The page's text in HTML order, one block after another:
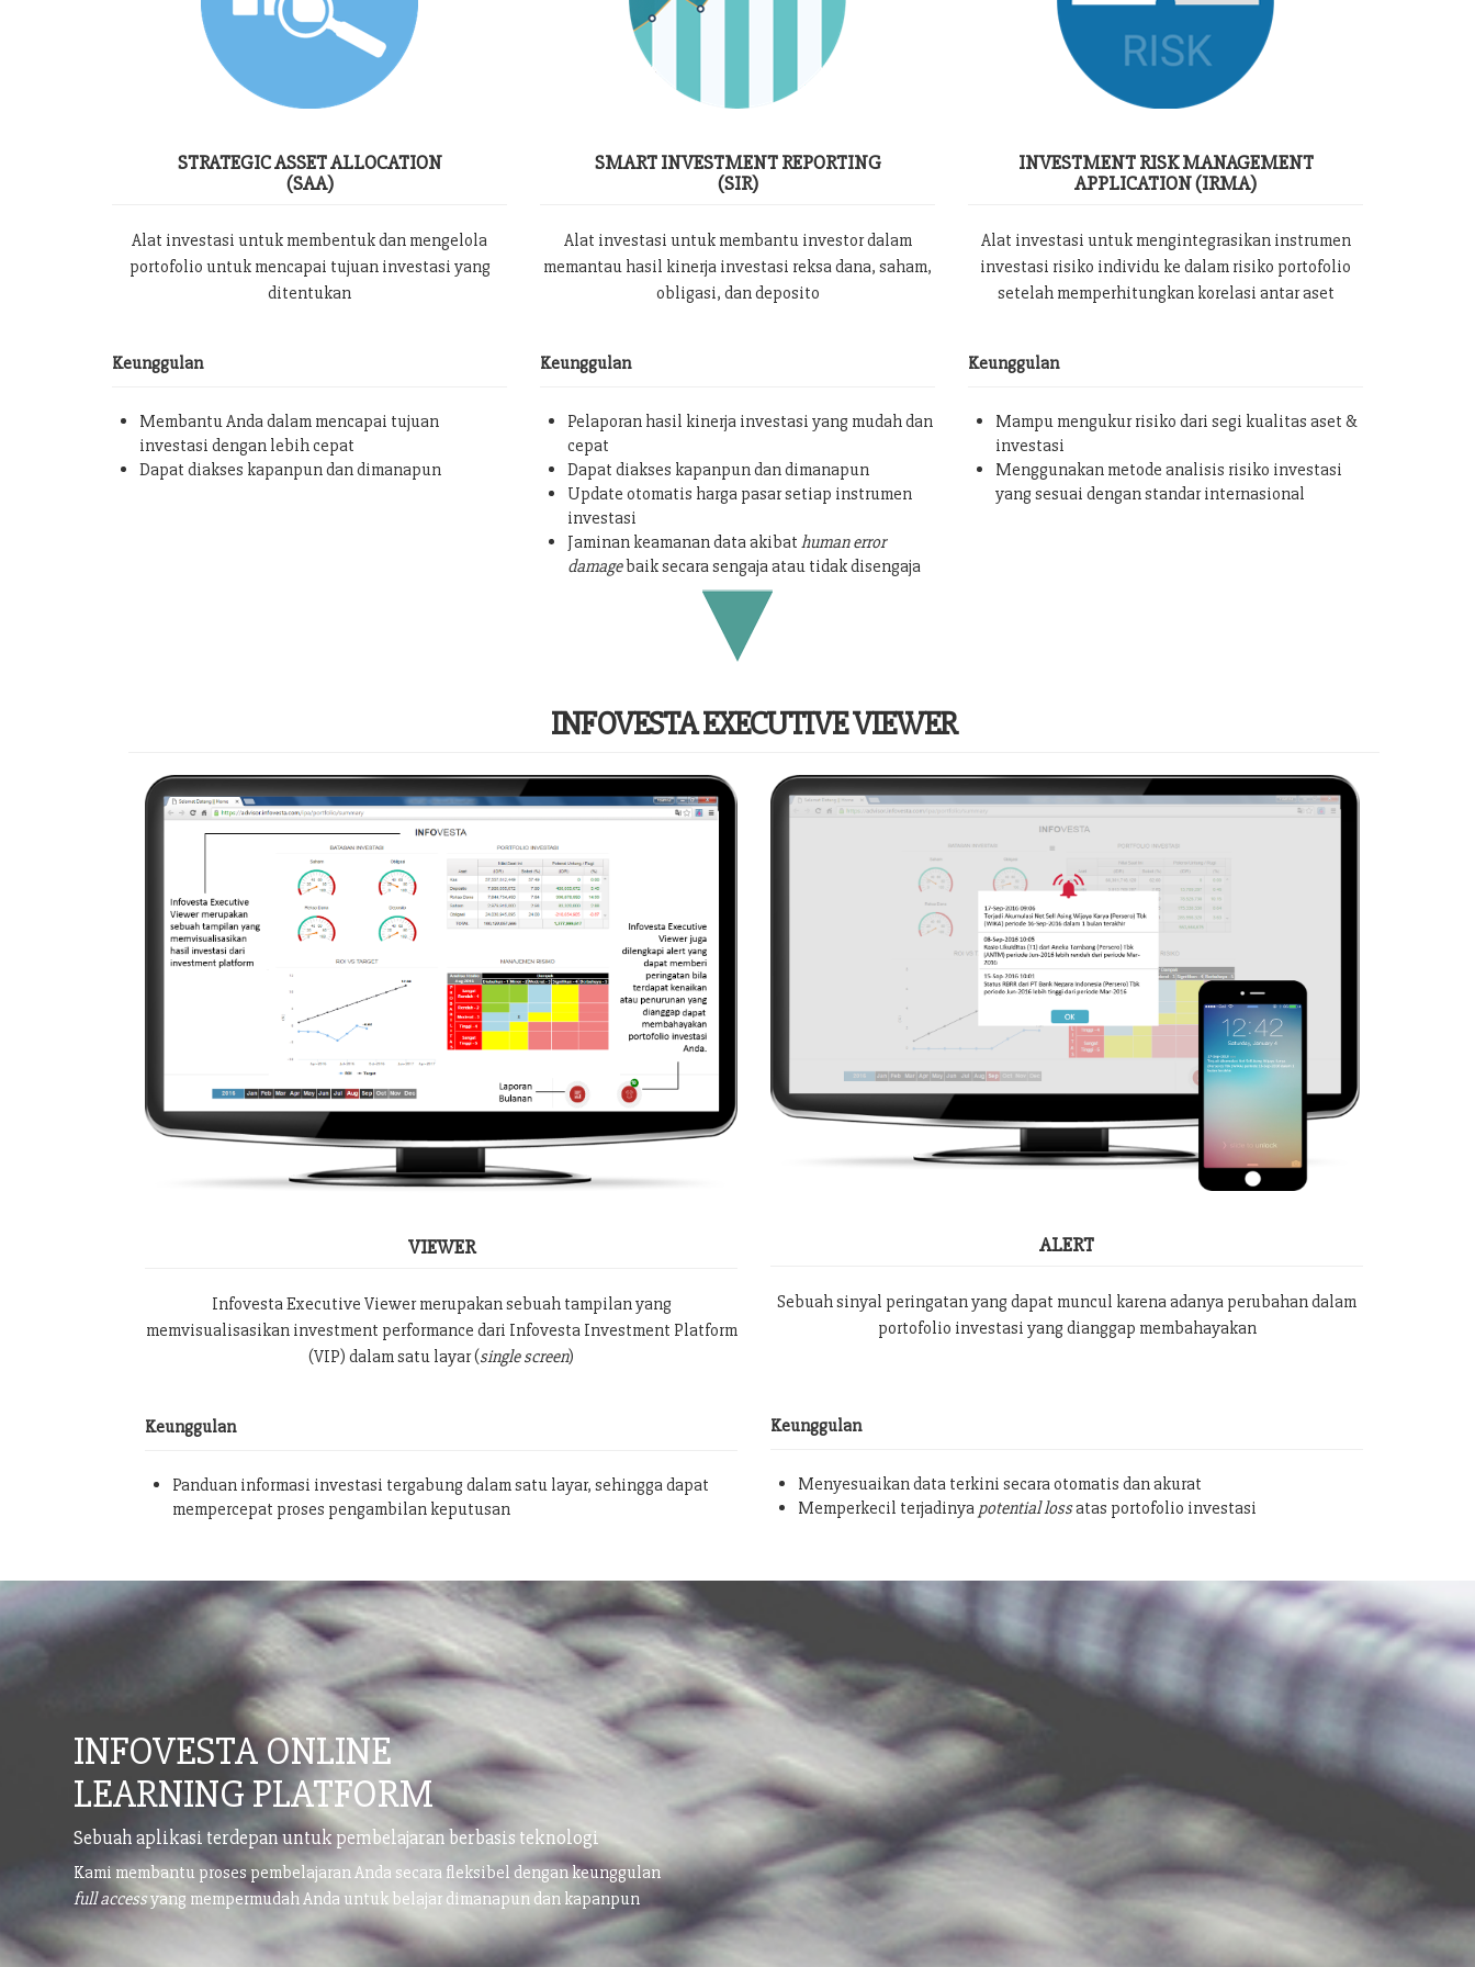
STRATEGIC ASSET ALLOCATION
(SAA)
Alat investasi untuk membentuk dan mengelola
portofolio untuk mencapai tujuan investasi yang
ditentukan
Keunggulan
Membantu Anda dalam mencapai tujuan
investasi dengan lebih cepat
Dapat diakses kapanpun dan dimanapun
SMART INVESTMENT REPORTING
(SIR)
Alat investasi untuk membantu investor dalam
memantau hasil kinerja investasi reksa dana, saham,
obligasi, dan deposito
Keunggulan
Pelaporan hasil kinerja investasi yang mudah dan
cepat
Dapat diakses kapanpun dan dimanapun
Update otomatis harga pasar setiap instrumen
investasi
Jaminan keamanan data akibat human error
damagebaik secara sengaja atau tidak disengaja
INVESTMENT RISK MANAGEMENT
APPLICATION (IRMA)
Alat investasi untuk mengintegrasikan instrumen
investasi risiko individu ke dalam risiko portofolio
setelah memperhitungkan korelasi antar aset
Keunggulan
Mampu mengukur risiko dari segi kualitas aset &
investasi
Menggunakan metode analisis risiko investasi
yang sesuai dengan standar internasional
INFOVESTA EXECUTIVE VIEWER
VIEWER
Infovesta Executive Viewer merupakan sebuah tampilan yang
memvisualisasikan investment performance dari Infovesta Investment Platform
(VIP) dalam satu layar (single screen)
Keunggulan
Panduan informasi investasi tergabung dalam satu layar, sehingga dapat
mempercepat proses pengambilan keputusan
ALERT
Sebuah sinyal peringatan yang dapat muncul karena adanya perubahan dalam
portofolio investasi yang dianggap membahayakan
Keunggulan
Menyesuaikan data terkini secara otomatis dan akurat
Memperkecil terjadinya potential lossatas portofolio investasi
INFOVESTA ONLINE
LEARNING PLATFORM
Sebuah aplikasi terdepan untuk pembelajaran berbasis teknologi
Kami membantu proses pembelajaran Anda secara fleksibel dengan keunggulan
full accessyang mempermudah Anda untuk belajar dimanapun dan kapanpun